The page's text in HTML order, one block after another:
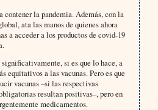
contener la pandemia. Además, con la
ata las manos de quienes ahora
a acceder a los productos de covid-19
si es que lo hace, a
equitativos a las vacunas. Pero es que
vacunas –si las respectivas
resultan positivas–, pero en
medicamentos.